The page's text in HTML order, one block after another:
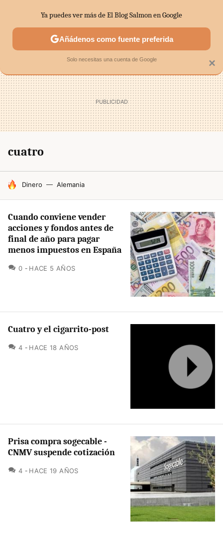
SECTORES ECONOMÍA DOMÉSTICA MERCADOS
cuatro
HOY SE HABLA DE
Dinero Alemania
Cuando conviene vender
acciones y fondos antes de
final de año para pagar
menos impuestos en España
0 COMENTARIOS
HACE 5 AÑOS
Cuatro y el cigarrito-post
4 COMENTARIOS
HACE 18 AÑOS
Prisa compra sogecable -
CNMV suspende cotización
4 COMENTARIOS
HACE 19 AÑOS
×
Ya puedes ver más de El Blog Salmon en Google
Añádenos como fuente preferida
Solo necesitas una cuenta de Google